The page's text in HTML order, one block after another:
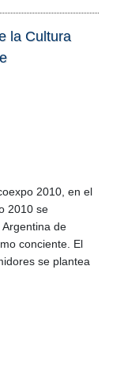
la Cultura
2010, en el
2010 se
de
conciente. El
se plantea